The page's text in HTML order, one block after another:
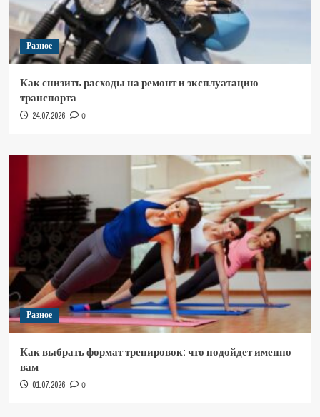
Разное
Как снизить расходы на ремонт и эксплуатацию
транспорта
24.07.2026 0
Разное
Как выбрать формат тренировок: что подойдет именно
вам
01.07.2026 0